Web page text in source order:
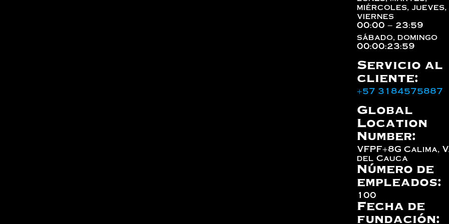
miércoles, jueves,
viernes
00:00 – 23:59
sábado, domingo
00:00:23:59
Servicio al
cliente:
+57 3184575887
Global
Location
Number:
VFPF+8G Calima,
del Cauca
Número de
empleados:
100
Fecha de
fundación: